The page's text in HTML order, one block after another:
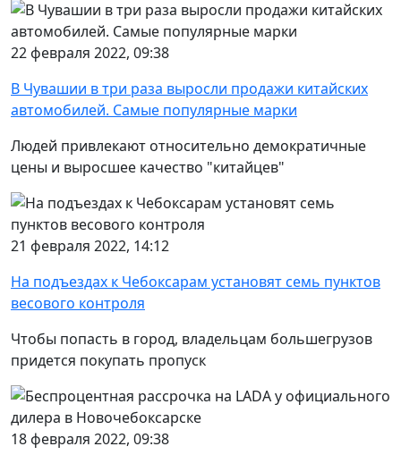
22 февраля 2022, 09:38
В Чувашии в три раза выросли продажи китайских
автомобилей. Самые популярные марки
Людей привлекают относительно демократичные
цены и выросшее качество "китайцев"
21 февраля 2022, 14:12
На подъездах к Чебоксарам установят семь пунктов
весового контроля
Чтобы попасть в город, владельцам большегрузов
придется покупать пропуск
18 февраля 2022, 09:38